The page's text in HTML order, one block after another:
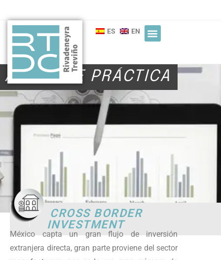
ES EN
ÁREAS DE PRÁCTICA
CROSS BORDER
INVESTMENT
México capta un gran flujo de inversión
extranjera directa, gran parte proviene del sector